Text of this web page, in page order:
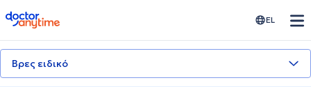
doctoranytime EL
Βρες ειδικό